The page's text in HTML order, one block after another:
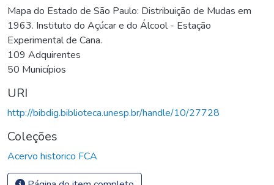
Mapa do Estado de São Paulo: Distribuição de Mudas em
1963. Instituto do Açúcar e do Álcool - Estação
Experimental de Cana.
109 Adquirentes
50 Municípios
URI
http://bibdig.biblioteca.unesp.br/handle/10/27728
Coleções
Acervo historico FCA